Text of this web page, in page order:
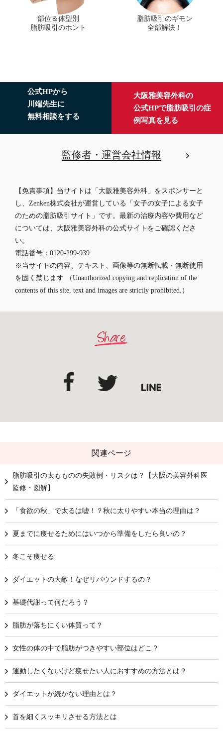
部位＆体型別
脂肪吸引のホント
脂肪吸引のギモン
全部解決！
公式HPから
川端先生に
無料相談をする
大阪雅美容外科の
公式HPで脂肪吸引の症
例写真を見る
監修者・運営会社情報
【免責事項】当サイトは「大阪雅美容外科」をスポンサーと
し、Zenken株式会社が運営している「女子の女子による女子
のための脂肪吸引サイト」です。最新の治療内容や費用など
については、大阪雅美容外科の公式サイトをご確認くださ
い。
電話番号：0120-299-939
※当サイトの内容、テキスト、画像等の無断転載・無断使用
を固く禁じます （Unauthorized copying and replication of the
contents of this site, text and images are strictly prohibited.）
関連ページ
脂肪吸引の太もものの失敗例・リスクは？【大阪の美容外科医
監修・図解】
「食欲の秋」で太るは嘘！？秋に太りやすい本当の理由は？
夏までに痩せるためにはいつから準備をしたら良いの？
冬こそ痩せる
ダイエットの大敵！なぜリバウンドするの？
基礎代謝って何だろう？
脂肪が落ちにくい体質って？
女性の体の中で脂肪がつきやすい部位はどこ？
運動したくないけど痩せたい人におすすめの方法とは？
ダイエットが続かない理由とは？
首を細くスッキリさせる方法とは